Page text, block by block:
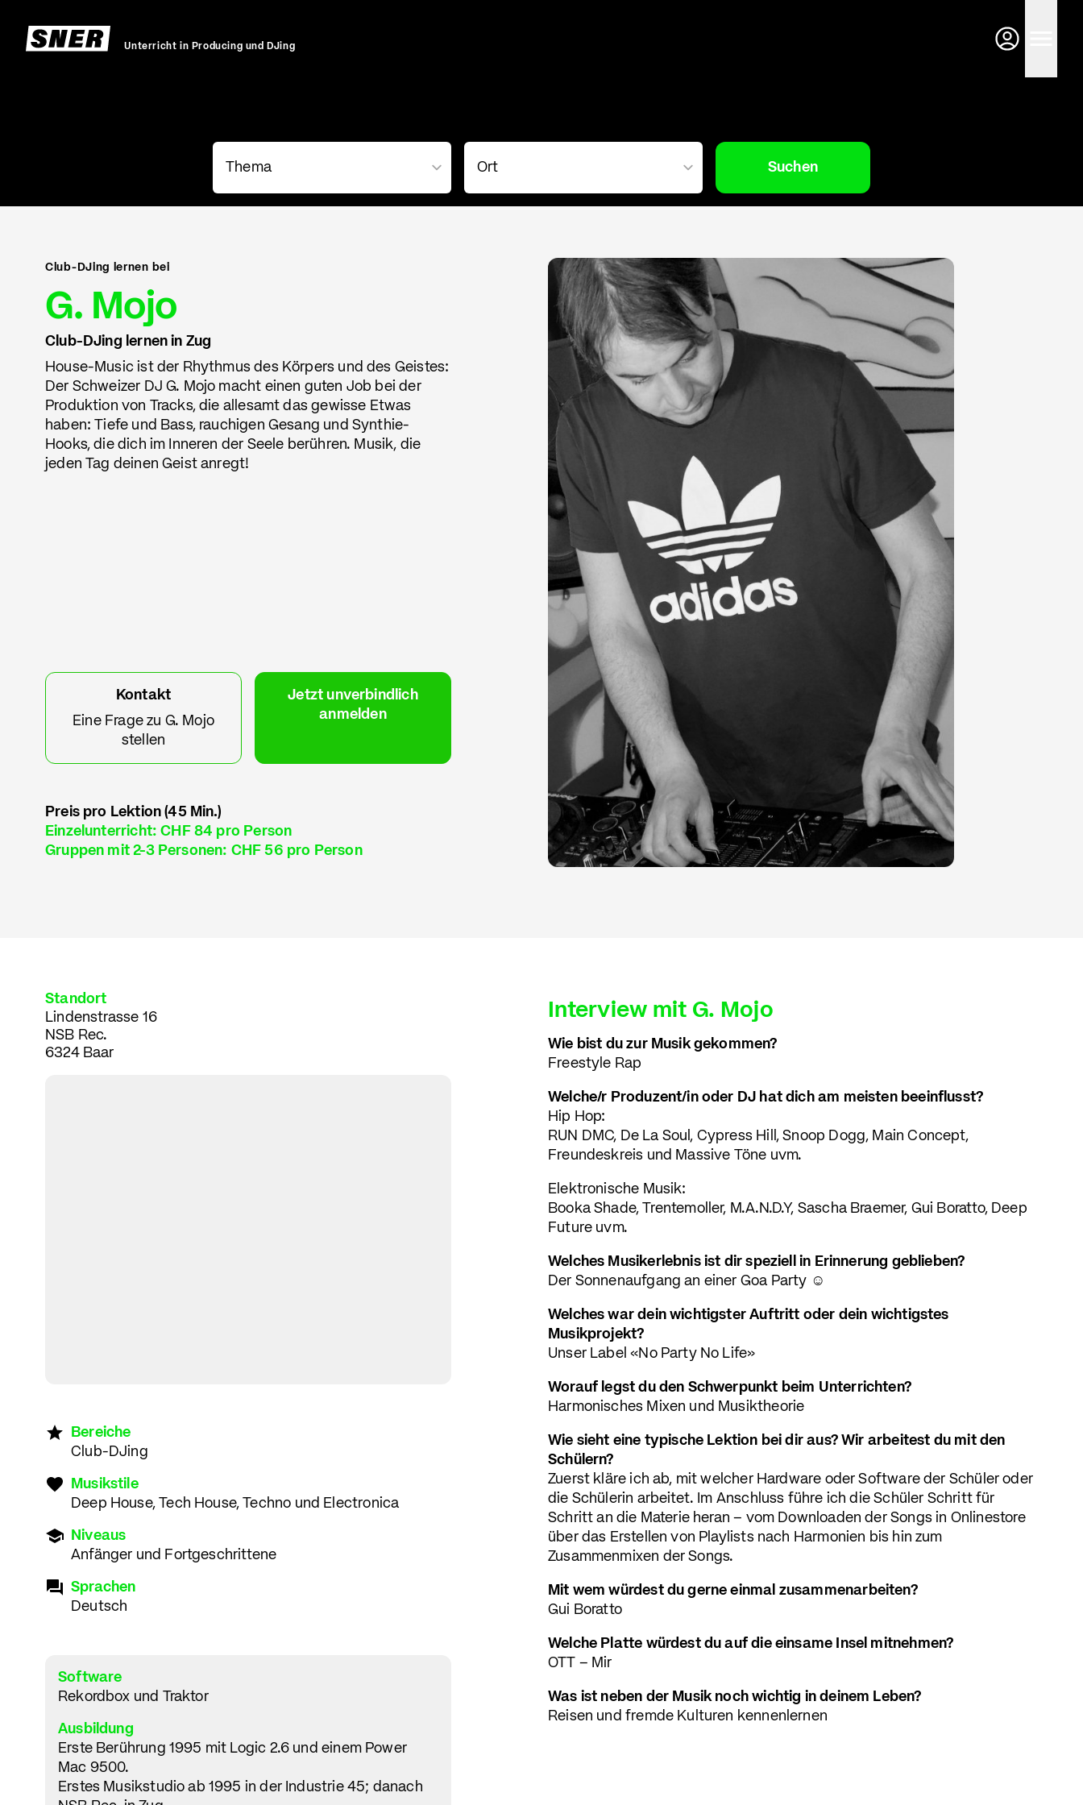
Unterricht in Producing und DJing
Suchen
Club-DJing lernen bei
G. Mojo
Club-DJing lernen in Zug
House-Music ist der Rhythmus des Körpers und des Geistes:
Der Schweizer DJ G. Mojo macht einen guten Job bei der
Produktion von Tracks, die allesamt das gewisse Etwas
haben: Tiefe und Bass, rauchigen Gesang und Synthie-
Hooks, die dich im Inneren der Seele berühren. Musik, die
jeden Tag deinen Geist anregt!
Kontakt
Eine Frage zu G. Mojo
stellen
Jetzt unverbindlich
anmelden
Preis pro Lektion (45 Min.)
Einzelunterricht: CHF 84 pro Person
Gruppen mit 2-3 Personen: CHF 56 pro Person
Standort
Lindenstrasse 16
NSB Rec.
6324 Baar
Bereiche
Club-DJing
Musikstile
Deep House, Tech House, Techno und Electronica
Niveaus
Anfänger und Fortgeschrittene
Sprachen
Deutsch
Software
Rekordbox und Traktor
Ausbildung
Erste Berührung 1995 mit Logic 2.6 und einem Power
Mac 9500.
Erstes Musikstudio ab 1995 in der Industrie 45; danach
Interview mit G. Mojo
Wie bist du zur Musik gekommen?
Freestyle Rap
Welche/r Produzent/in oder DJ hat dich am meisten beeinflusst?
Hip Hop:
RUN DMC, De La Soul, Cypress Hill, Snoop Dogg, Main Concept,
Freundeskreis und Massive Töne uvm.
Elektronische Musik:
Booka Shade, Trentemoller, M.A.N.D.Y, Sascha Braemer, Gui Boratto, Deep
Future uvm.
Welches Musikerlebnis ist dir speziell in Erinnerung geblieben?
Der Sonnenaufgang an einer Goa Party ☺
Welches war dein wichtigster Auftritt oder dein wichtigstes
Musikprojekt?
Unser Label «No Party No Life»
Worauf legst du den Schwerpunkt beim Unterrichten?
Harmonisches Mixen und Musiktheorie
Wie sieht eine typische Lektion bei dir aus? Wir arbeitest du mit den
Schülern?
Zuerst kläre ich ab, mit welcher Hardware oder Software der Schüler oder
die Schülerin arbeitet. Im Anschluss führe ich die Schüler Schritt für
Schritt an die Materie heran – vom Downloaden der Songs in Onlinestore
über das Erstellen von Playlists nach Harmonien bis hin zum
Zusammenmixen der Songs.
Mit wem würdest du gerne einmal zusammenarbeiten?
Gui Boratto
Welche Platte würdest du auf die einsame Insel mitnehmen?
OTT – Mir
Was ist neben der Musik noch wichtig in deinem Leben?
Reisen und fremde Kulturen kennenlernen